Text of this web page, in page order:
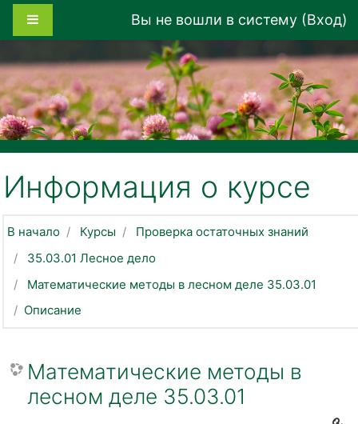
Перейти к основному содержанию
Вы не вошли в систему (Вход)
Информация о курсе
В начало Курсы
Проверка остаточных знаний
35.03.01 Лесное дело
Математические методы в лесном деле 35.03.01
Описание
Математические методы в
лесном деле 35.03.01